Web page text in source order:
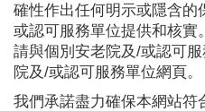
確性作出任何明示或隱含
或認可服務單位提供和核實
請與個別安老院及/或認可
院及/或認可服務單位網頁。
我們承諾盡力確保本網站符